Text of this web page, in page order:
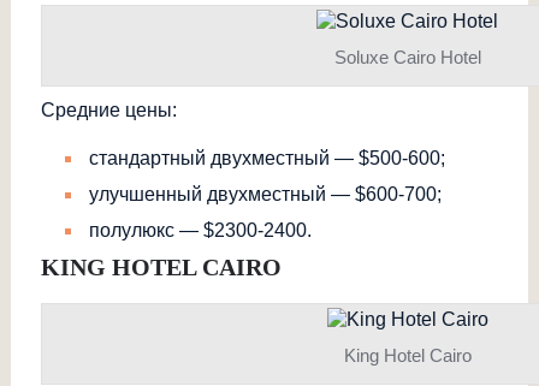
Soluxe Cairo Hotel
Средние цены:
стандартный двухместный — $500-600;
улучшенный двухместный — $600-700;
полулюкс — $2300-2400.
KING HOTEL CAIRO
King Hotel Cairo